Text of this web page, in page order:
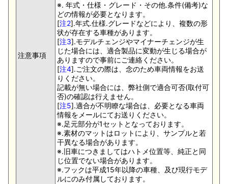
注意事項
※. 年式・仕様・グレード・その他.条件(備考)な
どの情報が必要となります。
[注2].年式.仕様.グレードなどにより、複数の形
状が存在する車種があります。
[注3].モデルチェンジやマイナーチェンジが生
じた場合には、適合製品に変動が生じる場合が
ありますので事前にご連絡ください。
[注4].ご注文の際は、念のため車両情報をお送
りください。
記載が無い場合には、弊社側で適合可否(取付可
否)の確認は行えません。
[注5].適合が不明瞭な場合は、必要となる車両
情報をメールにてお送りください。
※.足元部分が1セットとなっております。
※.素材のマットはロットにより、サンプルと若
干異なる場合があります。
※.旧車につきましてはハトメ位置等、純正と同
じ位置でない場合があります。
※.フックは平成15年以降の車種、及び現行モデ
ルにのみ付属しております。